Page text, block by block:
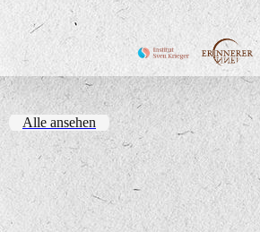
Alle ansehen